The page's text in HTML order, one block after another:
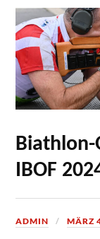
Biathlon-
IBOF
ADMIN MÄRZ